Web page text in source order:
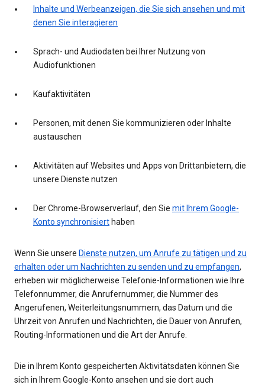
Inhalte und Werbeanzeigen, die Sie sich ansehen und mit
denen Sie interagieren
Sprach- und Audiodaten bei Ihrer Nutzung von
Audiofunktionen
Kaufaktivitäten
Personen, mit denen Sie kommunizieren oder Inhalte
austauschen
Aktivitäten auf Websites und Apps von Drittanbietern, die
unsere Dienste nutzen
Der Chrome-Browserverlauf, den Sie mit Ihrem Google-
Konto synchronisiert haben
Wenn Sie unsere Dienste nutzen, um Anrufe zu tätigen und zu
erhalten oder um Nachrichten zu senden und zu empfangen,
erheben wir möglicherweise Telefonie-Informationen wie Ihre
Telefonnummer, die Anrufernummer, die Nummer des
Angerufenen, Weiterleitungsnummern, das Datum und die
Uhrzeit von Anrufen und Nachrichten, die Dauer von Anrufen,
Routing-Informationen und die Art der Anrufe.
Die in Ihrem Konto gespeicherten Aktivitätsdaten können Sie
sich in Ihrem Google-Konto ansehen und sie dort auch